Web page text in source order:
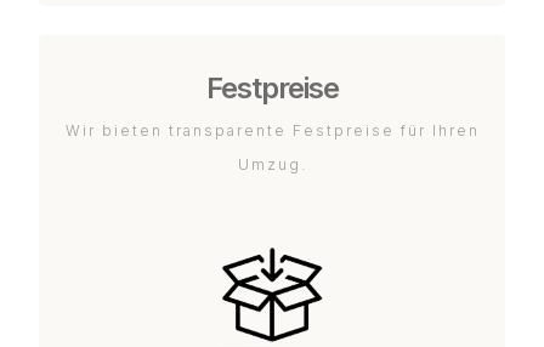
Festpreise
Wir bieten transparente Festpreise für Ihren
Umzug.